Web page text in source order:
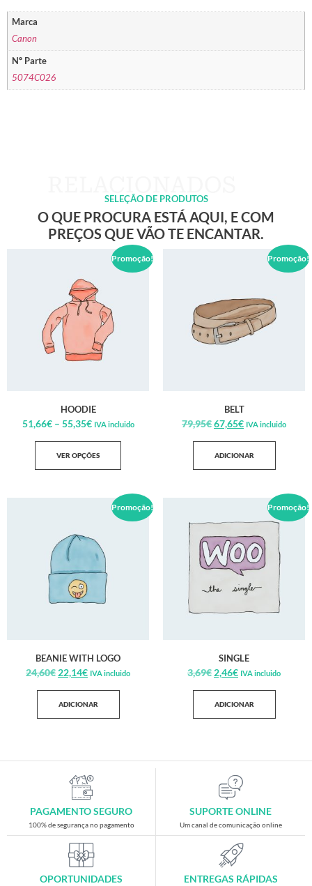
Marca
Canon
Nº Parte
5074C026
SELEÇÃO DE PRODUTOS
O QUE PROCURA ESTÁ AQUI, E COM
PREÇOS QUE VÃO TE ENCANTAR.
Promoção!
HOODIE
51,66€ – 55,35€ IVA incluido
VER OPÇÕES
Promoção!
BELT
79,95€67,65€ IVA incluido
ADICIONAR
Promoção!
BEANIE WITH LOGO
24,60€ 22,14€ IVA incluido
ADICIONAR
Promoção!
SINGLE
3,69€ 2,46€ IVA incluido
ADICIONAR
PAGAMENTO SEGURO
100% de segurança no pagamento
SUPORTE ONLINE
Um canal de comunicação online
OPORTUNIDADES ENTREGAS RÁPIDAS